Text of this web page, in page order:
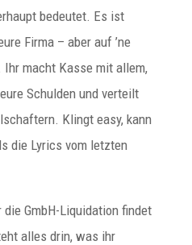
bedeutet. Es ist
Firma – aber auf ’ne
macht Kasse mit allem,
Schulden und verteilt
Klingt easy, kann
die Lyrics vom letzten
GmbH-Liquidation findet
alles drin, was ihr